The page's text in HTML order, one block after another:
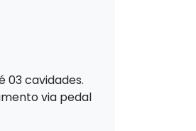
03 cavidades.
via pedal